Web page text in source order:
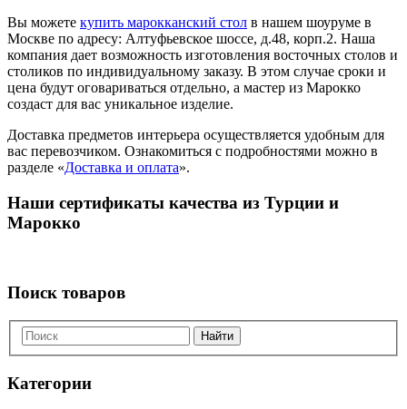
Вы можете купить марокканский стол в нашем шоуруме в
Москве по адресу: Алтуфьевское шоссе, д.48, корп.2. Наша
компания дает возможность изготовления восточных столов и
столиков по индивидуальному заказу. В этом случае сроки и
цена будут оговариваться отдельно, а мастер из Марокко
создаст для вас уникальное изделие.
Доставка предметов интерьера осуществляется удобным для
вас перевозчиком. Ознакомиться с подробностями можно в
разделе «Доставка и оплата».
Наши сертификаты качества из Турции и
Марокко
Поиск товаров
Найти
Категории